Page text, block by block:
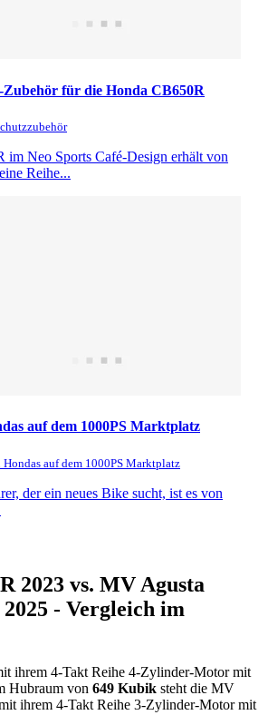
Zubehör für die Honda CB650R
im Neo Sports Café-Design erhält von
Reihe...
auf dem 1000PS Marktplatz
auf dem 1000PS Marktplatz
der ein neues Bike sucht, ist es von
2023 vs. MV Agusta
- Vergleich im
ihrem 4-Takt Reihe 4-Zylinder-Motor mit
Hubraum von 649 Kubik steht die MV
ihrem 4-Takt Reihe 3-Zylinder-Motor mit